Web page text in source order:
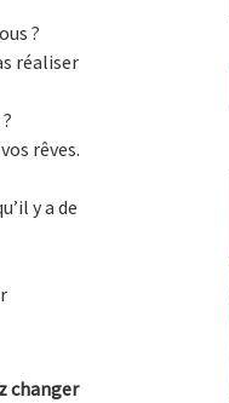
?
réaliser
rêves.
y a de
changer